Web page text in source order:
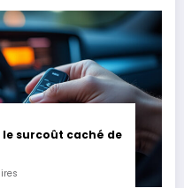
le surcoût caché de